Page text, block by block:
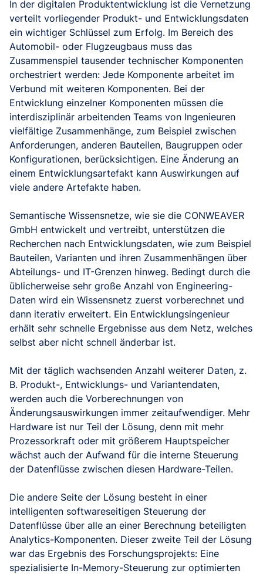
In der digitalen Produktentwicklung ist die Vernetzung
verteilt vorliegender Produkt- und Entwicklungsdaten
ein wichtiger Schlüssel zum Erfolg. Im Bereich des
Automobil- oder Flugzeugbaus muss das
Zusammenspiel tausender technischer Komponenten
orchestriert werden: Jede Komponente arbeitet im
Verbund mit weiteren Komponenten. Bei der
Entwicklung einzelner Komponenten müssen die
interdisziplinär arbeitenden Teams von Ingenieuren
vielfältige Zusammenhänge, zum Beispiel zwischen
Anforderungen, anderen Bauteilen, Baugruppen oder
Konfigurationen, berücksichtigen. Eine Änderung an
einem Entwicklungsartefakt kann Auswirkungen auf
viele andere Artefakte haben.
Semantische Wissensnetze, wie sie die CONWEAVER
GmbH entwickelt und vertreibt, unterstützen die
Recherchen nach Entwicklungsdaten, wie zum Beispiel
Bauteilen, Varianten und ihren Zusammenhängen über
Abteilungs- und IT-Grenzen hinweg. Bedingt durch die
üblicherweise sehr große Anzahl von Engineering-
Daten wird ein Wissensnetz zuerst vorberechnet und
dann iterativ erweitert. Ein Entwicklungsingenieur
erhält sehr schnelle Ergebnisse aus dem Netz, welches
selbst aber nicht schnell änderbar ist.
Mit der täglich wachsenden Anzahl weiterer Daten, z.
B. Produkt-, Entwicklungs- und Variantendaten,
werden auch die Vorberechnungen von
Änderungsauswirkungen immer zeitaufwendiger. Mehr
Hardware ist nur Teil der Lösung, denn mit mehr
Prozessorkraft oder mit größerem Hauptspeicher
wächst auch der Aufwand für die interne Steuerung
der Datenflüsse zwischen diesen Hardware-Teilen.
Die andere Seite der Lösung besteht in einer
intelligenten softwareseitigen Steuerung der
Datenflüsse über alle an einer Berechnung beteiligten
Analytics-Komponenten. Dieser zweite Teil der Lösung
war das Ergebnis des Forschungsprojekts: Eine
spezialisierte In-Memory-Steuerung zur optimierten